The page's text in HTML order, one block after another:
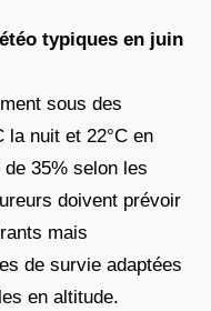
typiques en juin
sous des
la nuit et 22°C en
35% selon les
doivent prévoir
mais
de survie adaptées
en altitude.